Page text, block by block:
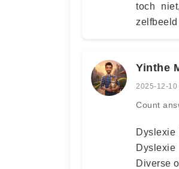
toch
Yinthe
2025-12-10
Count
Diverse